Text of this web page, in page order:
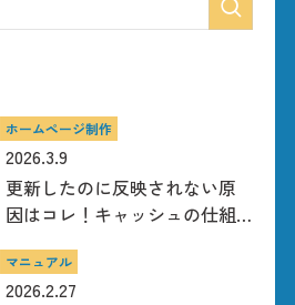
ホームページ制作
更新したのに反映されない原
因はコレ！キャッシュの仕組
2026.3.9
マニュアル
2026.2.27